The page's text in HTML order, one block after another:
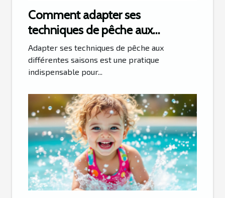
Comment adapter ses
techniques de pêche aux
différentes saisons ?
Adapter ses techniques de pêche aux
différentes saisons est une pratique
indispensable pour...